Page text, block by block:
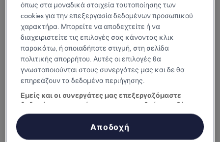
Γιατί να κατεβάσετε την εφαρμογή
μας
όπως στα μοναδικά στοιχεία ταυτοποίησης των
cookies για την επεξεργασία δεδομένων προσωπικού
χαρακτήρα. Μπορείτε να αποδεχτείτε ή να
διαχειριστείτε τις επιλογές σας κάνοντας κλικ
παρακάτω, ή οποιαδήποτε στιγμή, στη σελίδα
πολιτικής απορρήτου. Αυτές οι επιλογές θα
γνωστοποιούνται στους συνεργάτες μας και δε θα
επηρεάζουν τα δεδομένα περιήγησης.
Εμείς και οι συνεργάτες μας επεξεργαζόμαστε
δεδομένα προκειμένου να παρασχεθούν τα εξής:
Χρήση επακριβών δεδομένων γεωεντοπισμού. Ακριβής σάρωση
χαρακτηριστικών συσκευής για αναγνώριση ταυτότητας.
Αποθήκευση ή/και πρόσβαση στα δεδομένα μιας συσκευής.
Εξατομικευμένη διαφήμιση και περιεχόμενο, μέτρηση διαφήμισης
Αποδοχή